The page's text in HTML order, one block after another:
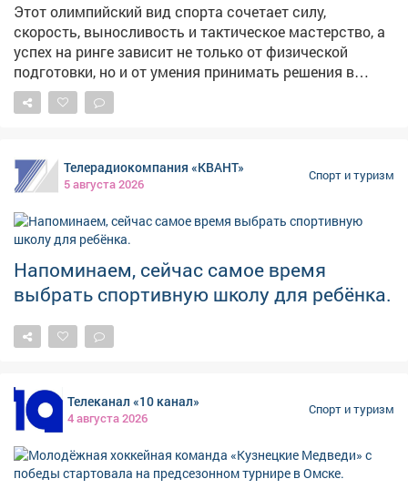
Этот олимпийский вид спорта сочетает силу,
скорость, выносливость и тактическое мастерство, а
успех на ринге зависит не только от физической
подготовки, но и от умения принимать решения в
считанные секунды. В России бокс имеет богатые
спортивные традиции и продолжает активно
спортивные школы и секции, проводятся
соревнования, а кузбасские спортсмены достойно
представляют область на всероссийской и
международной аренах. В карточках расскажем об
истории бокса, его особенностях и известных
спортсменах, чьи достижения стали важной частью
спортивной истории Кузбасса.
Телерадиокомпания «КВАНТ»
5 августа 2026
Спорт и туризм
Напоминаем, сейчас самое время
выбрать спортивную школу для ребёнка.
Телеканал «10 канал»
4 августа 2026
Спорт и туризм